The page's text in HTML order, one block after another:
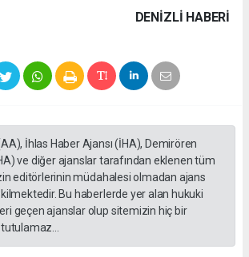
DENIZLI HABERİ
İhlas Haber Ajansı (İHA), Demirören
ve diğer ajanslar tarafından eklenen tüm
editörlerinin müdahalesi olmadan ajans
Bu haberlerde yer alan hukuki
geçen ajanslar olup sitemizin hiç bir